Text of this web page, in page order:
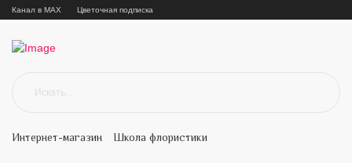
Канал в MAX Цветочная подписка
Интернет-магазин Школа флористики